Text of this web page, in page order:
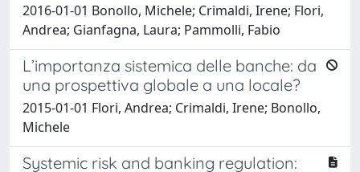
2016-01-01 Bonollo, Michele; Crimaldi, Irene; Flori,
Andrea; Gianfagna, Laura; Pammolli, Fabio
L’importanza sistemica delle banche: da
una prospettiva globale a una locale?
2015-01-01 Flori, Andrea; Crimaldi, Irene; Bonollo,
Michele
Systemic risk and banking regulation: